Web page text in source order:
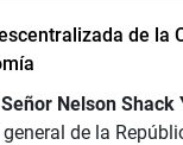
de la
Señor Nelson Shack
de la